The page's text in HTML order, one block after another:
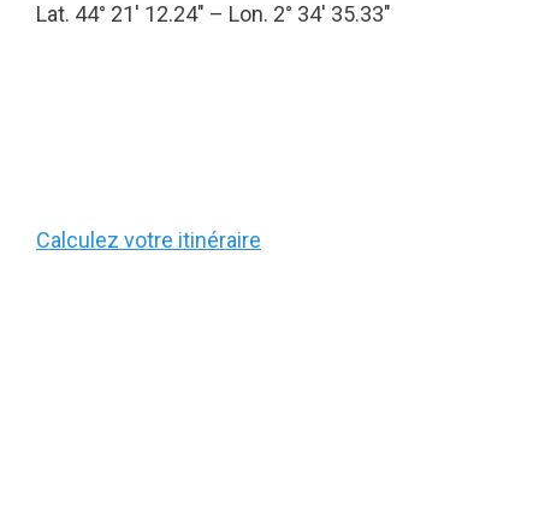
Lat. 44° 21′ 12.24″ – Lon. 2° 34′ 35.33″
Calculez votre itinéraire